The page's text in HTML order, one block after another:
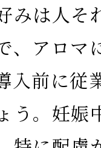
みは人そ
、アロマ
入前に従
う。妊娠